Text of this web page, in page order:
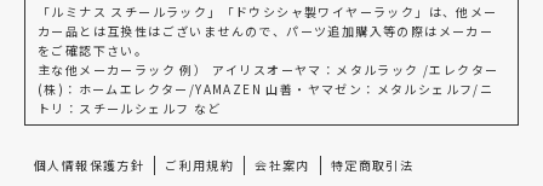
「ルミナス スチールラック」「ドウシシャ製ワイヤーラック」は、他メー
カー品とは互換性はございませんので、パーツ追加購入等の際はメーカー
をご確認下さい。
主な他メーカーラック 例） アイリスオーヤマ：メタルラック /エレクター
(株)：ホームエレクター/YAMAZEN 山善・ヤマゼン：メタルシェルフ/ニ
トリ：スチールシェルフ など
個人情報保護方針 ご利用規約 会社案内 特定商取引法